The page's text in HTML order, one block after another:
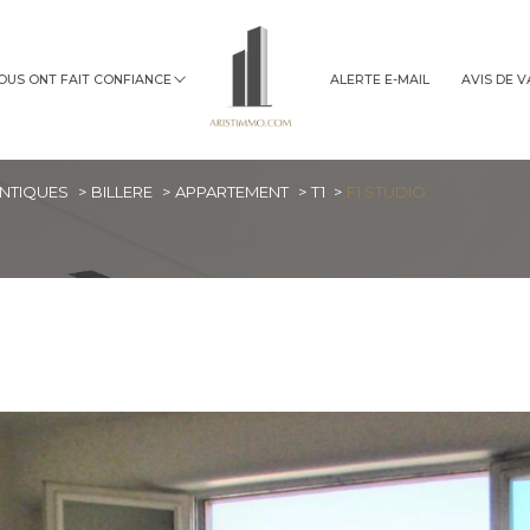
ONT FAIT CONFIANCE ALERTE E-MAIL AVIS DE
BILLERE APPARTEMENT T1 F1 STUDIO